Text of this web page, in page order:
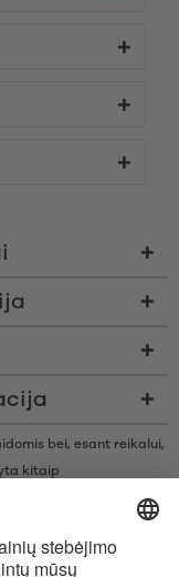
bei, esant reikalui,
kitaip
registruoti „Bluetooth
ženklų naudojimas